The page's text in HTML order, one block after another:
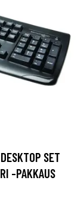
SET
-PAKKAUS